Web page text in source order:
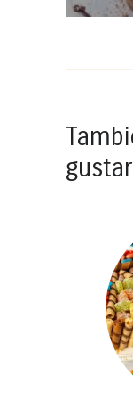
gustar